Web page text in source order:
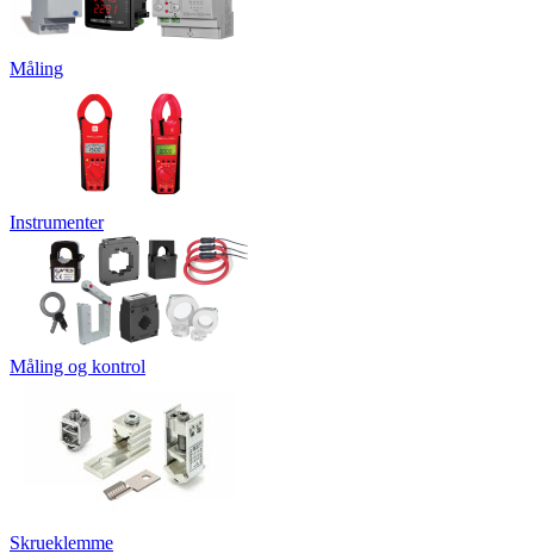
Måling
Instrumenter
Måling og kontrol
Skrueklemme